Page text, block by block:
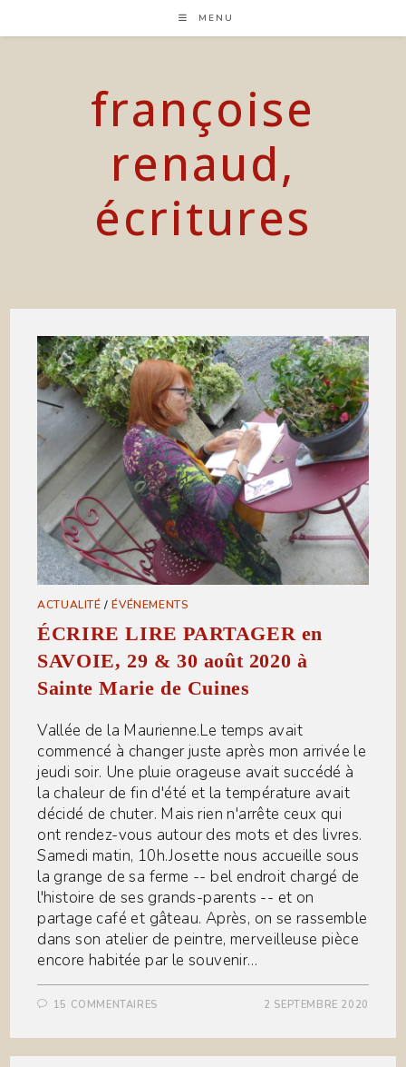
content
MENU
françoise
renaud,
écritures
ACTUALITÉ /ÉVÉNEMENTS
ÉCRIRE LIRE PARTAGER en
SAVOIE, 29 & 30 août 2020 à
Sainte Marie de Cuines
Vallée de la Maurienne.Le temps avait
commencé à changer juste après mon arrivée le
jeudi soir. Une pluie orageuse avait succédé à
la chaleur de fin d'été et la température avait
décidé de chuter. Mais rien n'arrête ceux qui
ont rendez-vous autour des mots et des livres.
Samedi matin, 10h.Josette nous accueille sous
la grange de sa ferme -- bel endroit chargé de
l'histoire de ses grands-parents -- et on
partage café et gâteau. Après, on se rassemble
dans son atelier de peintre, merveilleuse pièce
encore habitée par le souvenir…
15 COMMENTAIRES 2 SEPTEMBRE 2020